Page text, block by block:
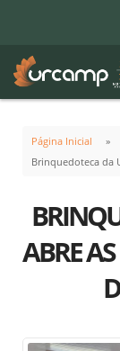
Página Inicial
Brinquedoteca da
ABRE